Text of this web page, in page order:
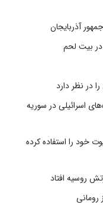
آذربایجان
بیت‌ لحم
اسرائیلی در سوریه
پاتریوت خود را استفاده کرده
روسیه افتاد
رومانی